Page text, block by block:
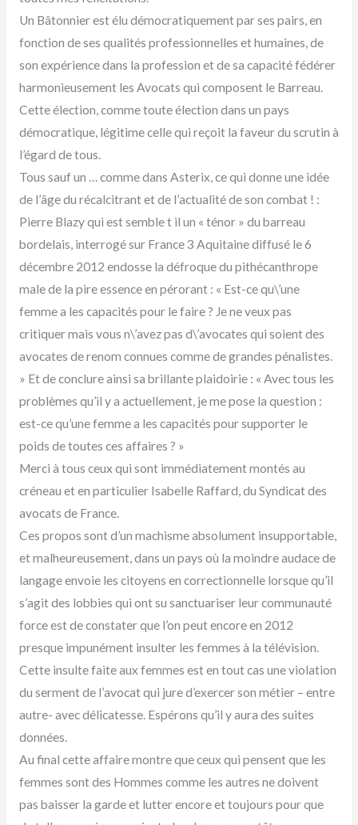
Un Bâtonnier est élu démocratiquement par ses pairs, en
fonction de ses qualités professionnelles et humaines, de
son expérience dans la profession et de sa capacité fédérer
harmonieusement les Avocats qui composent le Barreau.
Cette élection, comme toute élection dans un pays
démocratique, légitime celle qui reçoit la faveur du scrutin à
l’égard de tous.
Tous sauf un … comme dans Asterix, ce qui donne une idée
de l’âge du récalcitrant et de l’actualité de son combat ! :
Pierre Blazy qui est semble t il un « ténor » du barreau
bordelais, interrogé sur France 3 Aquitaine diffusé le 6
décembre 2012 endosse la défroque du pithécanthrope
male de la pire essence en pérorant : « Est-ce qu\’une
femme a les capacités pour le faire ? Je ne veux pas
critiquer mais vous n\’avez pas d\’avocates qui soient des
avocates de renom connues comme de grandes pénalistes.
» Et de conclure ainsi sa brillante plaidoirie : « Avec tous les
problèmes qu’il y a actuellement, je me pose la question :
est-ce qu’une femme a les capacités pour supporter le
poids de toutes ces affaires ? »
Merci à tous ceux qui sont immédiatement montés au
créneau et en particulier Isabelle Raffard, du Syndicat des
avocats de France.
Ces propos sont d’un machisme absolument insupportable,
et malheureusement, dans un pays où la moindre audace de
langage envoie les citoyens en correctionnelle lorsque qu’il
s’agit des lobbies qui ont su sanctuariser leur communauté
force est de constater que l’on peut encore en 2012
presque impunément insulter les femmes à la télévision.
Cette insulte faite aux femmes est en tout cas une violation
du serment de l’avocat qui jure d’exercer son métier – entre
autre- avec délicatesse. Espérons qu’il y aura des suites
données.
Au final cette affaire montre que ceux qui pensent que les
femmes sont des Hommes comme les autres ne doivent
pas baisser la garde et lutter encore et toujours pour que